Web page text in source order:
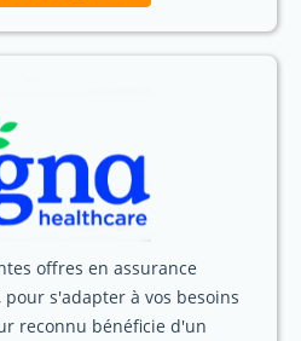
offres en assurance
s'adapter à vos besoins
reconnu bénéficie d'un